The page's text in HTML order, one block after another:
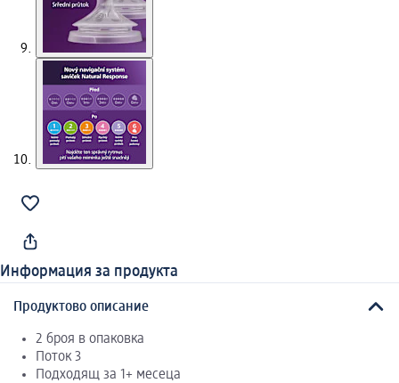
Информация за продукта
Продуктово описание
2 броя в опаковка
Поток 3
Подходящ за 1+ месеца